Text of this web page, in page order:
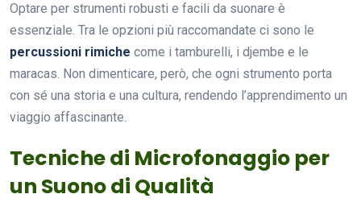
Optare per strumenti robusti e facili da suonare è
essenziale. Tra le opzioni più raccomandate ci sono le
percussioni rimiche come i tamburelli, i djembe e le
maracas. Non dimenticare, però, che ogni strumento porta
con sé una storia e una cultura, rendendo l’apprendimento un
viaggio affascinante.
Tecniche di Microfonaggio per
un Suono di Qualità